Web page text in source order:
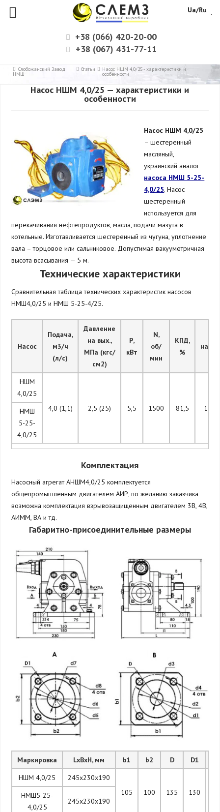
+38 (066) 420-20-00
+38 (067) 431-77-11
Слобожанский Завод
НМШ
Статьи Насос НШМ 4,0/25 - характеристики и
особенности
Насос НШМ 4,0/25 — характеристики и
особенности
Насос НШМ 4,0/25
– шестеренный
масляный,
украинский аналог
насоса НМШ 5-25-
4,0/25. Насос
шестеренный
используется для
перекачивания нефтепродуктов, масла, подачи мазута в
котельные.Изготавливается шестеренный из чугуна, уплотнение
вала – торцовое или сальниковое. Допустимая вакууметричная
высота всасывания — 5 м.
Технические характеристики
Сравнительная таблица технических характеристик насосов
НМШ4,0/25 и НМШ 5-25-4/25.
Насос
Подача,
м3/ч
(л/с)
Давление
на вых.,
МПа (кгс/
см2)
Р,
кВт
N,
об/
мин
КПД,
%
НШМ
4,0/25
4,0 (1,1)
2,5 (25) 5,5 1500 81,5
НМШ
5-25-
4,0/25
Комплектация
Насосный агрегат АНШМ4,0/25 комплектуется
общепромышленным двигателем АИР, по желанию заказчика
возможна комплектация взрывозащищенным двигателем 3В, 4В,
АИММ, ВА и тд.
Габаритно-присоединительные размеры
Маркировка LxBxH, мм b1 b2 D D1
НШМ 4,0/25
245х230х190
105
100 135 130
НМШ5-25-
4,0/25
245х230х190
Ua/Ru